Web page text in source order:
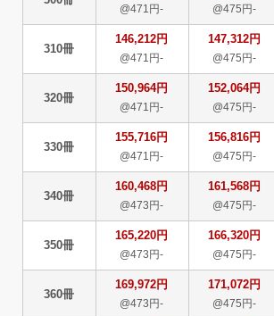
@471円- @475円-
310冊
146,212円
@471円-
147,312円
@475円-
320冊
150,964円
@471円-
152,064円
@475円-
330冊
155,716円
@471円-
156,816円
@475円-
340冊
160,468円
@473円-
161,568円
@475円-
350冊
165,220円
@473円-
166,320円
@475円-
360冊
169,972円
@473円-
171,072円
@475円-